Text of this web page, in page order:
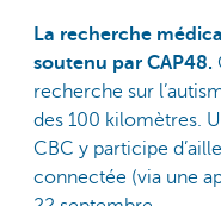
La recherche
soutenu par CAP48.
recherche sur
des 100 kilomètres.
CBC y participe
connectée (via une